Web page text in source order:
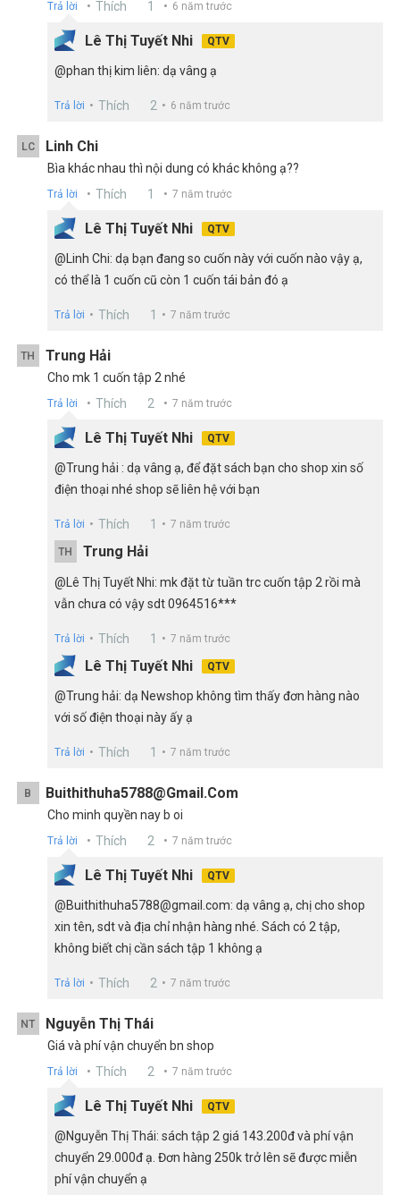
Trả lời Thích 1 6 năm trước
Lê Thị Tuyết Nhi QTV
@phan thị kim liên: dạ vâng ạ
Trả lời Thích 2 6 năm trước
LC Linh Chi
Bìa khác nhau thì nội dung có khác không ạ??
Trả lời Thích 1 7 năm trước
Lê Thị Tuyết Nhi QTV
@Linh Chi: dạ bạn đang so cuốn này với cuốn nào vậy ạ,
có thể là 1 cuốn cũ còn 1 cuốn tái bản đó ạ
Trả lời Thích 1 7 năm trước
TH Trung Hải
Cho mk 1 cuốn tập 2 nhé
Trả lời Thích 2 7 năm trước
Lê Thị Tuyết Nhi QTV
@Trung hải : dạ vâng ạ, để đặt sách bạn cho shop xin số
điện thoại nhé shop sẽ liên hệ với bạn
Trả lời Thích 1 7 năm trước
TH Trung Hải
@Lê Thị Tuyết Nhi: mk đặt từ tuần trc cuốn tập 2 rồi mà
vẫn chưa có vậy sdt 0964516***
Trả lời Thích 1 7 năm trước
Lê Thị Tuyết Nhi QTV
@Trung hải: dạ Newshop không tìm thấy đơn hàng nào
với số điện thoại này ấy ạ
Trả lời Thích 1 7 năm trước
B Buithithuha5788@gmail.com
Cho minh quyền nay b oi
Trả lời Thích 2 7 năm trước
Lê Thị Tuyết Nhi QTV
@Buithithuha5788@gmail.com: dạ vâng ạ, chị cho shop
xin tên, sdt và địa chỉ nhận hàng nhé. Sách có 2 tập,
không biết chị cần sách tập 1 không ạ
Trả lời Thích 2 7 năm trước
NT Nguyễn Thị Thái
Giá và phí vận chuyển bn shop
Trả lời Thích 2 7 năm trước
Lê Thị Tuyết Nhi QTV
@Nguyễn Thị Thái: sách tập 2 giá 143.200đ và phí vận
chuyển 29.000đ ạ. Đơn hàng 250k trở lên sẽ được miễn
phí vận chuyển ạ